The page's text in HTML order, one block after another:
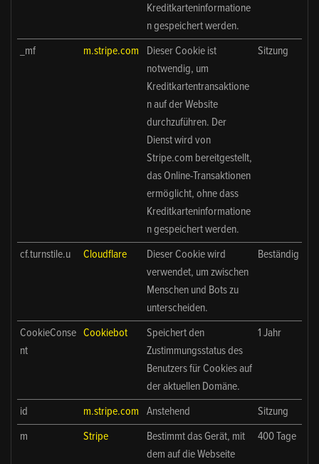
Kreditkarteninformatione
n gespeichert werden.
_mf m.stripe.com
Dieser Cookie ist
notwendig, um
Kreditkartentransaktione
n auf der Website
durchzuführen. Der
Dienst wird von
Stripe.com bereitgestellt,
das Online-Transaktionen
ermöglicht, ohne dass
Kreditkarteninformatione
n gespeichert werden.
Sitzung
cf.turnstile.u Cloudflare
Dieser Cookie wird
verwendet, um zwischen
Menschen und Bots zu
unterscheiden.
Beständig
CookieConse
nt
Cookiebot
Speichert den
Zustimmungsstatus des
Benutzers für Cookies auf
der aktuellen Domäne.
1 Jahr
id m.stripe.com Anstehend
Sitzung
m
Stripe
Bestimmt das Gerät, mit
dem auf die Webseite
400 Tage